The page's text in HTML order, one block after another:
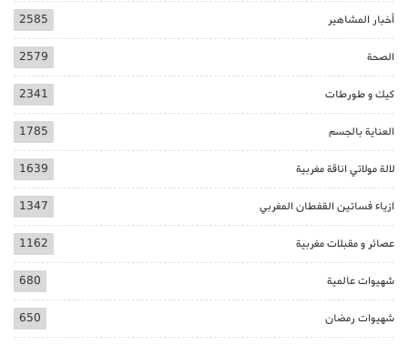
أخبار المشاهير 2585
الصحة 2579
كيك و طورطات 2341
العناية بالجسم 1785
لالة مولاتي اناقة مغربية 1639
ازياء فساتين القفطان المغربي 1347
عصائر و مقبلات مغربية 1162
شهيوات عالمية 680
شهيوات رمضان 650